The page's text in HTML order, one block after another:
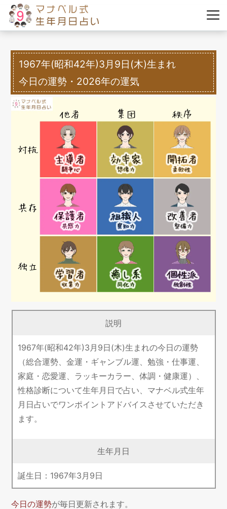
1967年(昭和42年)3月9日(木)生まれ
今日の運勢・2026年の運気
説明
1967年(昭和42年)3月9日(木)生まれの今日の運勢
（総合運勢、金運・ギャンブル運、勉強・仕事運、
家庭・恋愛運、ラッキーカラー、体調・健康運）、
性格診断について生年月日で占い、マナベル式生年
月日占いでワンポイントアドバイスさせていただき
ます。
生年月日
誕生日： 1967年3 月 9日
今日の運勢が毎日更新されます。